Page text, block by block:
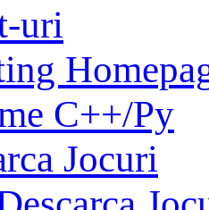
uri
C++/Py
Jocuri